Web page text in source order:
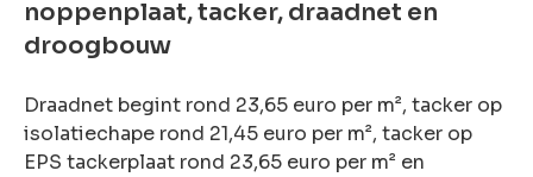
noppenplaat, tacker, draadnet en
droogbouw
Draadnet begint rond 23,65 euro per m², tacker op
isolatiechape rond 21,45 euro per m², tacker op
EPS tackerplaat rond 23,65 euro per m² en